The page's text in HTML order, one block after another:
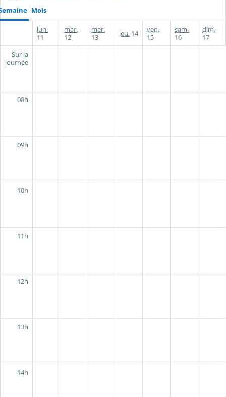
Mois
lun.
11
mar.
12
mer.
13
jeu. 14
ven.
15
sam.
16
dim.
17
Sur la
journée
08h
09h
10h
11h
12h
13h
14h